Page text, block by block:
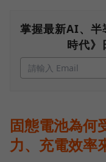
掌握最新AI、半
時代》
固態電池為何
力、充電效率